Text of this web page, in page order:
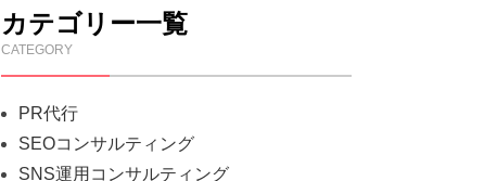
カテゴリー一覧
CATEGORY
PR代行
SEOコンサルティング
SNS運用コンサルティング